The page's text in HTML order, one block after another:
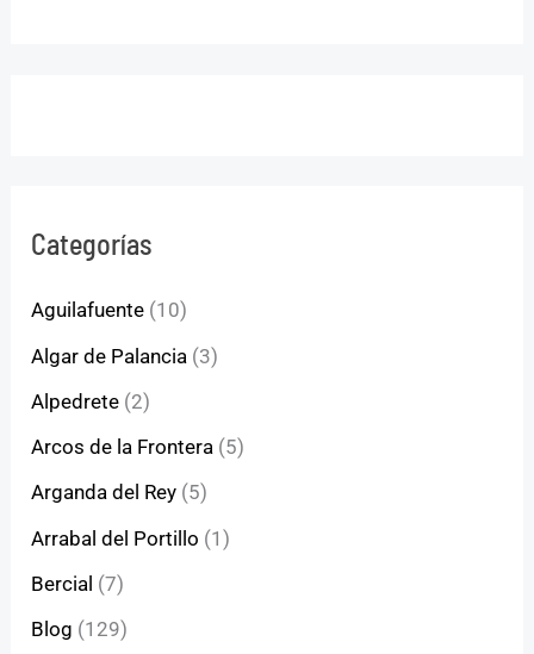
Categorías
Aguilafuente (10)
Algar de Palancia (3)
Alpedrete (2)
Arcos de la Frontera (5)
Arganda del Rey (5)
Arrabal del Portillo (1)
Bercial (7)
Blog (129)